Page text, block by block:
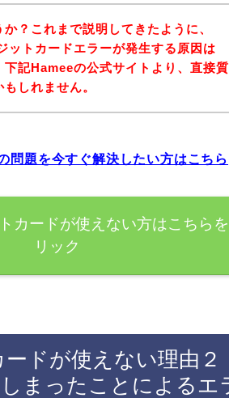
？これまで説明してきたように、
ットカードエラーが発生する原因は
下記Hameeの公式サイトより、直接質
しれません。
問題を今すぐ解決したい方はこちら
カードが使えない方はこちら
リック
ドが使えない理由２
まったことによるエ